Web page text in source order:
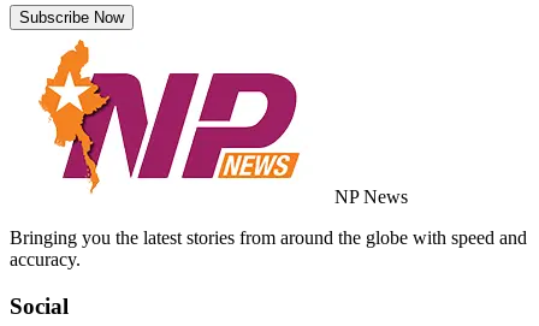
Subscribe Now
NP News
Bringing you the latest stories from around the globe with speed and
accuracy.
Social